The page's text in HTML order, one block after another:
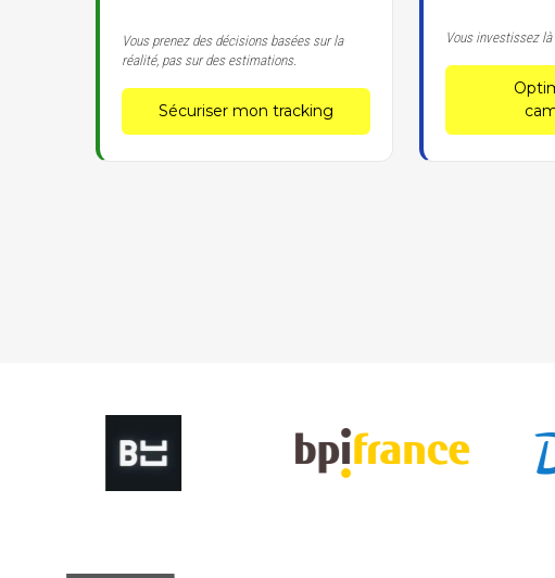
Vous prenez des décisions basées sur la
réalité, pas sur des estimations.
Sécuriser mon tracking
Vous investissez là